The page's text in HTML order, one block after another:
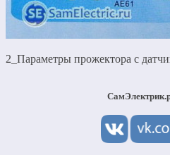
2_Параметры прожектора с